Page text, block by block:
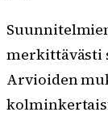
merkittävästi
Arvioiden